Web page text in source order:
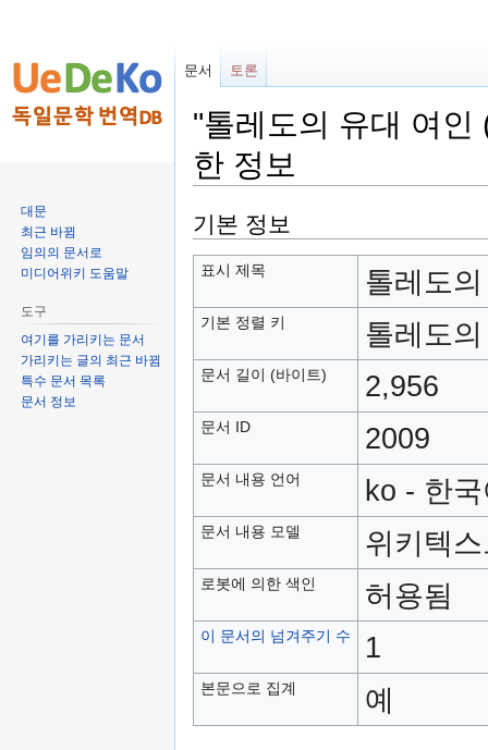
"톨레도의 유대 여인
한 정보
둘
러
보
로
기
검
색
하
가
기본 정보
표시 제목 톨레도
기본 정렬 키 톨레도
문서 길이 (바이트) 2,956
문서 ID 2009
문서 내용 언어 ko - 한
문서 내용 모델 위키텍
로봇에 의한 색인 허용됨
이 문서의 넘겨주기 수 1
본문으로 집계 예
문서 토론
대문
최근 바뀜
임의의 문서로
미디어위키 도움말
도구
여기를 가리키는 문서
가리키는 글의 최근 바뀜
특수 문서 목록
문서 정보